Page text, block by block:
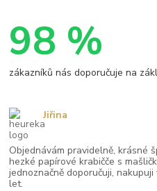
98 %
zákazníků nás doporučuje na
Objednávám pravidelně, krásné
hezké papírové krabičče s
jednoznačně doporučuji,
let.
Jiřina